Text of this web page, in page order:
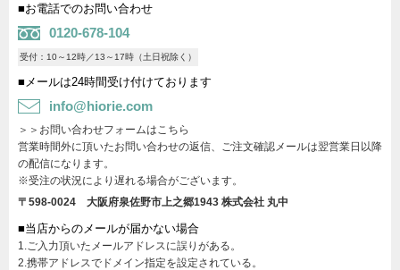
■お電話でのお問い合わせ
0120-678-104
受付：10～12時／13～17時（土日祝除く）
■メールは24時間受け付けております
info@hiorie.com
＞＞お問い合わせフォームはこちら
営業時間外に頂いたお問い合わせの返信、ご注文確認メールは翌営業日以降
の配信になります。
※受注の状況により遅れる場合がございます。
〒598-0024 大阪府泉佐野市上之郷1943 株式会社 丸中
■当店からのメールが届かない場合
1.ご入力頂いたメールアドレスに誤りがある。
2.携帯アドレスでドメイン指定を設定されている。